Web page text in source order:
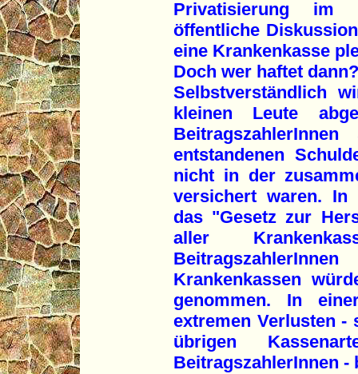
Privatisierung im
öffentliche
eine Krankenkasse
Doch wer haftet dann?
Selbstverständlich
kleinen Leute
entstandenen
nicht in der
versichert waren. In
das "Gesetz zur
aller
Krankenkassen
genommen. In
extremen Verlusten -
übrigen
BeitragszahlerInnen -